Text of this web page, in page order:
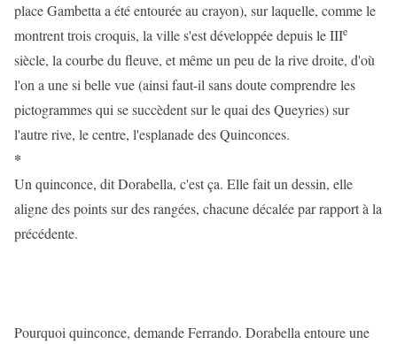
place Gambetta a été entourée au crayon), sur laquelle, comme le
montrent trois croquis, la ville s'est développée depuis le IIIe
siècle, la courbe du fleuve, et même un peu de la rive droite, d'où
l'on a une si belle vue (ainsi faut-il sans doute comprendre les
pictogrammes qui se succèdent sur le quai des Queyries) sur
l'autre rive, le centre, l'esplanade des Quinconces.
*
Un quinconce, dit Dorabella, c'est ça. Elle fait un dessin, elle
aligne des points sur des rangées, chacune décalée par rapport à la
précédente.
Pourquoi quinconce, demande Ferrando. Dorabella entoure une